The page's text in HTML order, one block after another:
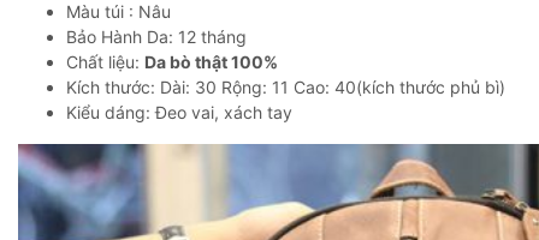
Màu túi : Nâu
Bảo Hành Da: 12 tháng
Chất liệu: Da bò thật 100%
Kích thước: Dài: 30 Rộng: 11 Cao: 40(kích thước phủ bì)
Kiểu dáng: Đeo vai, xách tay